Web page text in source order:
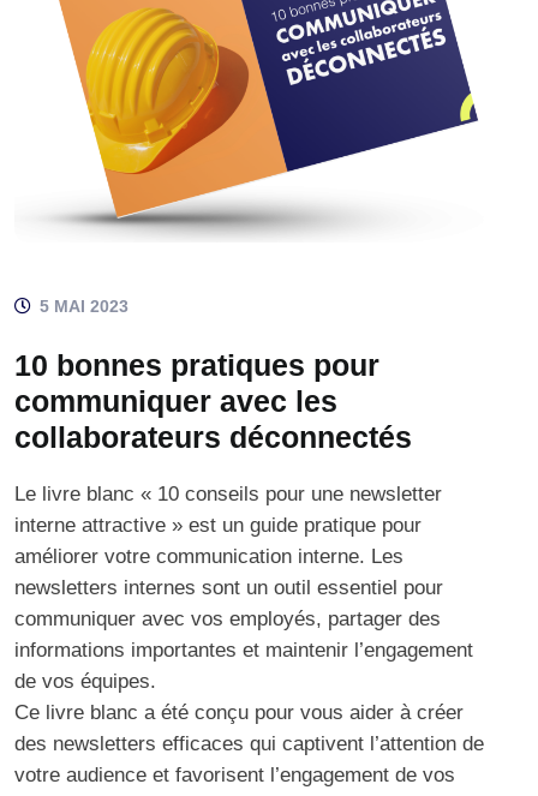
5 MAI 2023
10 bonnes pratiques pour
communiquer avec les
collaborateurs déconnectés
Le livre blanc « 10 conseils pour une newsletter
interne attractive » est un guide pratique pour
améliorer votre communication interne. Les
newsletters internes sont un outil essentiel pour
communiquer avec vos employés, partager des
informations importantes et maintenir l’engagement
de vos équipes.
Ce livre blanc a été conçu pour vous aider à créer
des newsletters efficaces qui captivent l’attention de
votre audience et favorisent l’engagement de vos